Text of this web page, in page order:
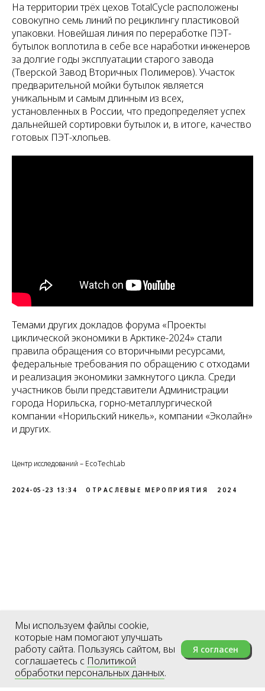
На территории трёх цехов TotalCycle расположены
совокупно семь линий по рециклингу пластиковой
упаковки. Новейшая линия по переработке ПЭТ-
бутылок воплотила в себе все наработки инженеров
за долгие годы эксплуатации старого завода
(Тверской Завод Вторичных Полимеров). Участок
предварительной мойки бутылок является
уникальным и самым длинным из всех,
установленных в России, что предопределяет успех
дальнейшей сортировки бутылок и, в итоге, качество
готовых ПЭТ-хлопьев.
Темами других докладов форума «Проекты
циклической экономики в Арктике-2024» стали
правила обращения со вторичными ресурсами,
федеральные требования по обращению с отходами
и реализация экономики замкнутого цикла. Среди
участников были представители Администрации
города Норильска, горно-металлургической
компании «Норильский никель», компании «Эколайн»
и других.
Центр исследований – EcoTechLab
2024-05-23 13:34 ОТРАСЛЕВЫЕ МЕРОПРИЯТИЯ 2024
Мы используем файлы cookie,
которые нам помогают улучшать
работу сайта. Пользуясь сайтом, вы
соглашаетесь с Политикой
обработки персональных данных.
Я согласен